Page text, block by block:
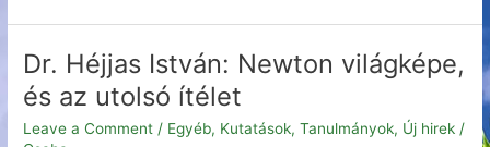
Dr. Héjjas István: Newton világképe,
és az utolsó ítélet
Leave a Comment / Egyéb, Kutatások,Tanulmányok, Új hirek /
Dr.
Héjjas
István:
Newton